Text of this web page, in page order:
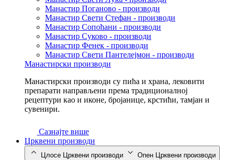
Манастир Поганово - производи
Манастир Свети Стефан - производи
Манастир Сопоћани - производи
Манастир Суково - производи
Манастир Фенек - производи
Манастир Свети Пантелејмон - производи
Манастирски производи
Манастирски производи су пића и храна, лековити
препарати направљени према традиционалној
рецептури као и иконе, бројанице, крстићи, тамјан и
сувенири.
Сазнајте више
Црквени производи
Цлосе Црквени производи Опен Црквени производи